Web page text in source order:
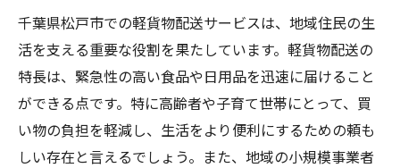
千葉県松戸市での軽貨物配送サービスは、地域住民の生
活を支える重要な役割を果たしています。軽貨物配送の
特長は、緊急性の高い食品や日用品を迅速に届けること
ができる点です。特に高齢者や子育て世帯にとって、買
い物の負担を軽減し、生活をより便利にするための頼も
しい存在と言えるでしょう。また、地域の小規模事業者